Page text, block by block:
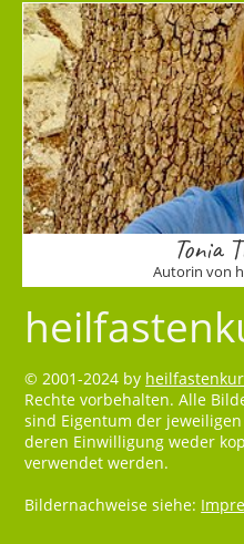
Tonia
Autorin von
© 2001-2024 by
Rechte vorbehalten. Alle
sind Eigentum der
deren Einwilligung weder
verwendet werden.
Bildernachweise siehe: